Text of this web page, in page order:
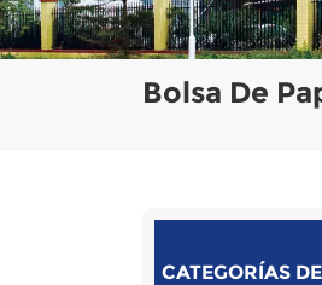
Bolsa De
CATEGORÍAS